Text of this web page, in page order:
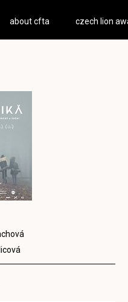
about cfta czech lion